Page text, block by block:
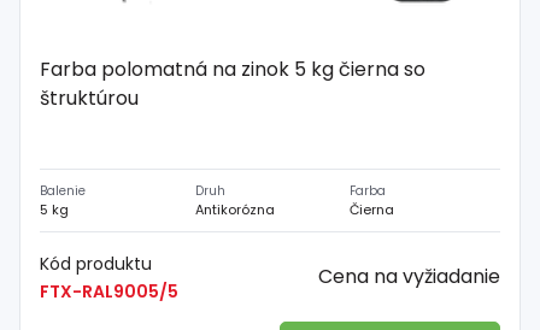
Farba polomatná na zinok 5 kg čierna so
štruktúrou
Balenie
5 kg
Druh
Antikorózna
Farba
Čierna
Kód produktu
FTX-RAL9005/5
Cena na vyžiadanie